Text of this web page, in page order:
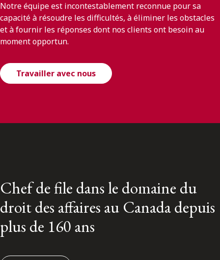
Notre équipe est incontestablement reconnue pour sa
capacité à résoudre les difficultés, à éliminer les obstacles
et à fournir les réponses dont nos clients ont besoin au
moment opportun.
Travailler avec nous
Chef de file dans le domaine du
droit des affaires au Canada depuis
plus de 160 ans